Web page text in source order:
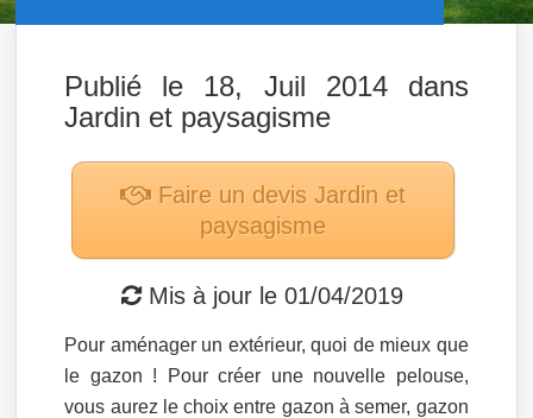
Publié le 18, Juil 2014 dans
Jardin et paysagisme
Faire un devis Jardin et
paysagisme
Mis à jour le01/04/2019
Pour aménager un extérieur, quoi de mieux que
le gazon ! Pour créer une nouvelle pelouse,
vous aurez le choix entre gazon à semer, gazon